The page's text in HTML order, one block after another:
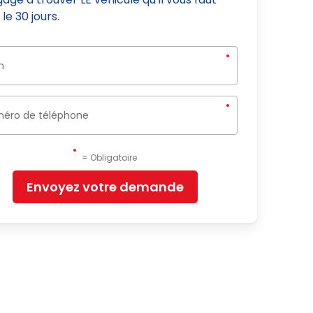
30 jours.
= Obligatoire
Envoyez votre demande